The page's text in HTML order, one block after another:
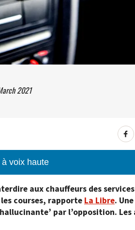
2021
à voix haute
aux chauffeurs des
courses, rapporte La Libre.
par l’opposition.